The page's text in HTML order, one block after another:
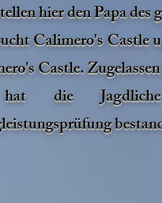
hier den Papa
Calimero's Castle
Castle.
die Jagdliche